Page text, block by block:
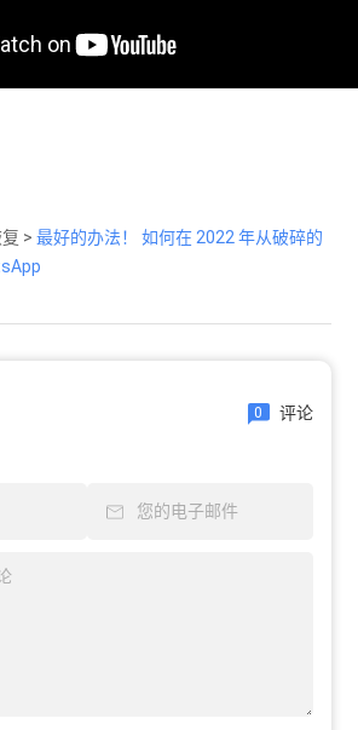
>最好的办法！ 如何在 2022 年从破碎的
0 评论